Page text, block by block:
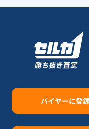
バイヤーに登